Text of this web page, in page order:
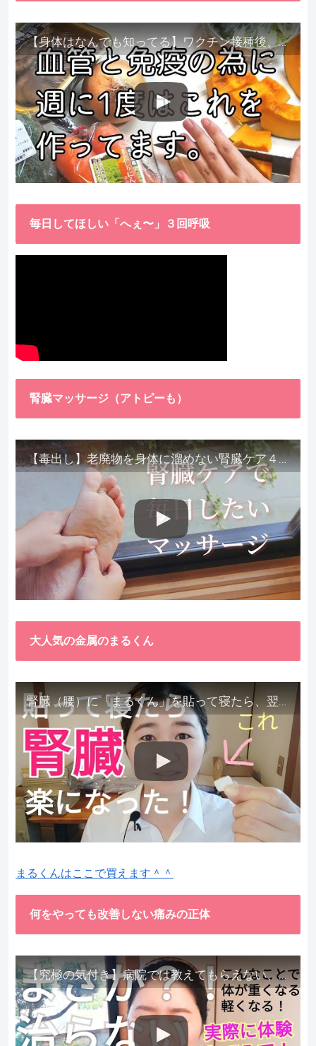
【身体はなんでも知ってる】ワクチン接種後、異常に食べたくなった野菜が細胞回復に貢献してくれました。
毎日してほしい「へぇ〜」３回呼吸
腎臓マッサージ（アトピーも）
【毒出し】老廃物を身体に溜めない腎臓ケア４種をご紹介します。
大人気の金属のまるくん
腎臓（腰）に「まるくん」を貼って寝たら、翌朝めちゃ楽でびっくりしました。腎臓叩いても痛くない！【お客様の声を試してみた】
まるくんはここで買えます＾＾
何をやっても改善しない痛みの正体
【究極の気付き】病院では教えてもらえない、その長年悩んできた痛み、症状、どうして治らないのか？痛みの正体、実際に今すぐ試して知ってほしい。